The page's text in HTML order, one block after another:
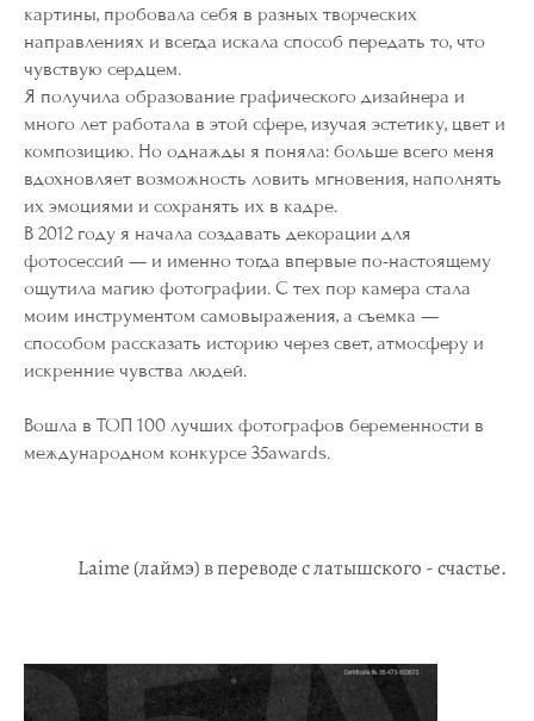
картины, пробовала себя в разных творческих
направлениях и всегда искала способ передать то, что
чувствую сердцем.
Я получила образование графического дизайнера и
много лет работала в этой сфере, изучая эстетику, цвет и
композицию. Но однажды я поняла: больше всего меня
вдохновляет возможность ловить мгновения, наполнять
их эмоциями и сохранять их в кадре.
В 2012 году я начала создавать декорации для
фотосессий — и именно тогда впервые по-настоящему
ощутила магию фотографии. С тех пор камера стала
моим инструментом самовыражения, а съемка —
способом рассказать историю через свет, атмосферу и
искренние чувства людей.
Вошла в ТОП 100 лучших фотографов беременности в
международном конкурсе 35awards.
Laime (лаймэ) в переводе с латышского - счастье.